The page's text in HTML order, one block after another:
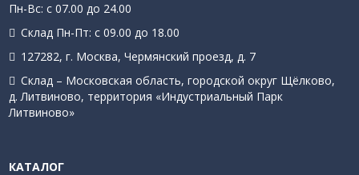
Пн-Вс: с 07.00 до 24.00
Склад Пн-Пт: с 09.00 до 18.00
127282, г. Москва, Чермянский проезд, д. 7
Склад – Московская область, городской округ Щёлково,
д. Литвиново, территория «Индустриальный Парк
Литвиново»
КАТАЛОГ